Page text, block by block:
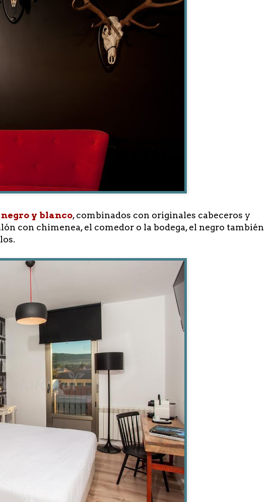
negro y blanco, combinados con originales cabeceros y
con chimenea, el comedor o la bodega, el negro también